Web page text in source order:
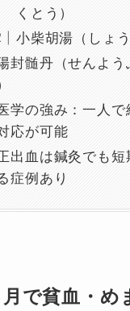
くとう）
小柴胡湯（しょ
封髄丹（せんよう
学の強み：一人で
応が可能
出血は鍼灸でも
症例あり
で貧血・め